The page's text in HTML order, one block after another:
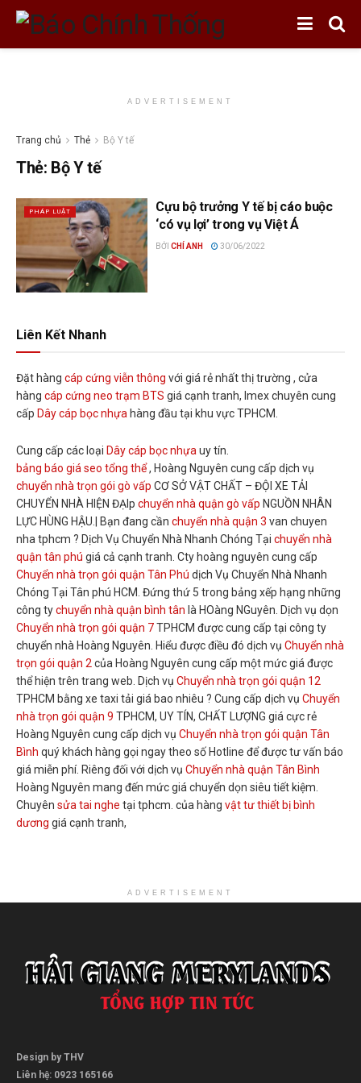
ADVERTISEMENT
Trang chủ Thẻ Bộ Y tế
Thẻ: Bộ Y tế
PHÁP LUẬT
Cựu bộ trưởng Y tế bị cáo buộc
‘có vụ lợi’ trong vụ Việt Á
BỞI CHÍ ANH 30/06/2022
Liên Kết Nhanh
Đặt hàng cáp cứng viễn thông với giá rẻ nhất thị trường , cửa
hàng cáp cứng neo trạm BTS giá cạnh tranh, Imex chuyên cung
cấp Dây cáp bọc nhựa hàng đầu tại khu vực TPHCM.
Cung cấp các loại Dây cáp bọc nhựa uy tín.
bảng báo giá seo tổng thể, Hoàng Nguyên cung cấp dịch vụ
chuyển nhà trọn gói gò vấp CƠ SỞ VẬT CHẤT – ĐỘI XE TẢI
CHUYỂN NHÀ HIỆN ĐẠIp chuyển nhà quận gò vấp NGUỒN NHÂN
LỰC HÙNG HẬU.| Bạn đang cần chuyển nhà quận 3 van chuyen
nha tphcm ? Dịch Vụ Chuyển Nhà Nhanh Chóng Tại chuyển nhà
quận tân phú giá cả cạnh tranh. Cty hoàng nguyên cung cấp
Chuyển nhà trọn gói quận Tân Phú dịch Vụ Chuyển Nhà Nhanh
Chóng Tại Tân phú HCM. Đứng thứ 5 trong bảng xếp hạng những
công tychuyển nhà quận bình tân là HOàng NGuyên. Dịch vụ dọn
Chuyển nhà trọn gói quận 7TPHCM được cung cấp tại công ty
chuyển nhà Hoàng Nguyên. Hiểu được điều đó dịch vụ Chuyển nhà
trọn gói quận 2 của Hoàng Nguyên cung cấp một mức giá được
thể hiện trên trang web. Dịch vụ Chuyển nhà trọn gói quận 12
TPHCM bằng xe taxi tải giá bao nhiêu ? Cung cấp dịch vụ Chuyển
nhà trọn gói quận 9 TPHCM, UY TÍN, CHẤT LƯỢNG giá cực rẻ
Hoàng Nguyên cung cấp dịch vụ Chuyển nhà trọn gói quận Tân
Bình quý khách hàng gọi ngay theo số Hotline để được tư vấn báo
giá miễn phí. Riêng đối với dịch vụ Chuyển nhà quận Tân Bình
Hoàng Nguyên mang đến mức giá chuyển dọn siêu tiết kiệm.
Chuyên sửa tai nghe tại tphcm. của hàng vật tư thiết bị bình
dương giá cạnh tranh,
ADVERTISEMENT
Design by THV
Liên hệ: 0923 165166